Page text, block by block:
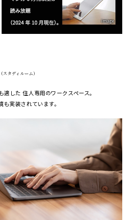
image
（スタディルーム）
適した 住人専用のワークスペース。
実装されています。